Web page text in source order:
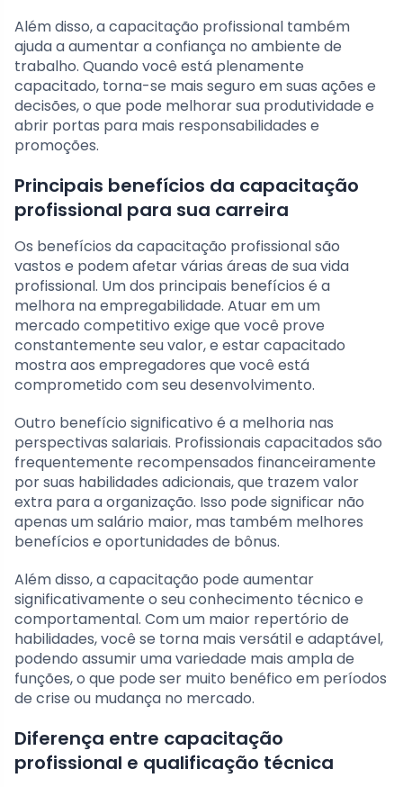
Além disso, a capacitação profissional também
ajuda a aumentar a confiança no ambiente de
trabalho. Quando você está plenamente
capacitado, torna-se mais seguro em suas ações e
decisões, o que pode melhorar sua produtividade e
abrir portas para mais responsabilidades e
promoções.
Principais benefícios da capacitação
profissional para sua carreira
Os benefícios da capacitação profissional são
vastos e podem afetar várias áreas de sua vida
profissional. Um dos principais benefícios é a
melhora na empregabilidade. Atuar em um
mercado competitivo exige que você prove
constantemente seu valor, e estar capacitado
mostra aos empregadores que você está
comprometido com seu desenvolvimento.
Outro benefício significativo é a melhoria nas
perspectivas salariais. Profissionais capacitados são
frequentemente recompensados financeiramente
por suas habilidades adicionais, que trazem valor
extra para a organização. Isso pode significar não
apenas um salário maior, mas também melhores
benefícios e oportunidades de bônus.
Além disso, a capacitação pode aumentar
significativamente o seu conhecimento técnico e
comportamental. Com um maior repertório de
habilidades, você se torna mais versátil e adaptável,
podendo assumir uma variedade mais ampla de
funções, o que pode ser muito benéfico em períodos
de crise ou mudança no mercado.
Diferença entre capacitação
profissional e qualificação técnica